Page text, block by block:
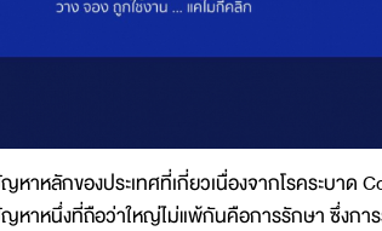
หาหลักของประเทศที่เกี่ยวเนื่องจากโรคระบาด
หาหนึ่งที่ถือว่าใหญ่ไม่แพ้กันคือการรักษา ซึ่งการรั